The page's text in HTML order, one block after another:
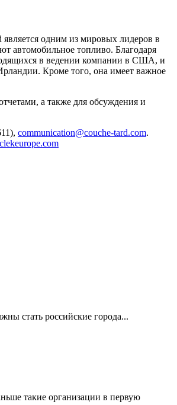
одним из мировых лидеров в
автомобильное топливо. Благодаря
в ведении компании в США, и
Кроме того, она имеет важное
а также для обсуждения и
communication@couche-tard.com.
стать российские города...
такие организации в первую